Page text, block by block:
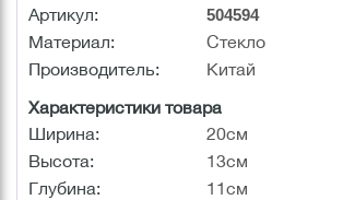
Артикул:
504594
Материал:
Стекло
Производитель:
Китай
Характеристики товара
Ширина:
20см
Высота:
13см
Глубина:
11см